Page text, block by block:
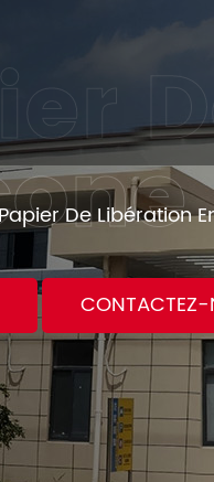
De Libération